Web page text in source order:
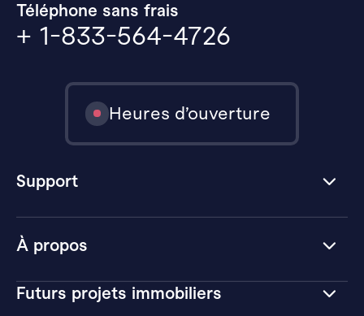
À propos
Futurs projets immobiliers
Téléphone sans frais
+ 1-833-564-4726
Heures d’ouverture
Support